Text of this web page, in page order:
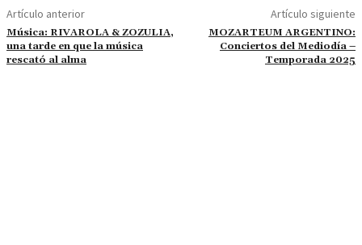
Artículo anterior
Música: RIVAROLA & ZOZULIA,
una tarde en que la música
rescató al alma
Artículo siguiente
MOZARTEUM ARGENTINO:
Conciertos del Mediodía –
Temporada 2025